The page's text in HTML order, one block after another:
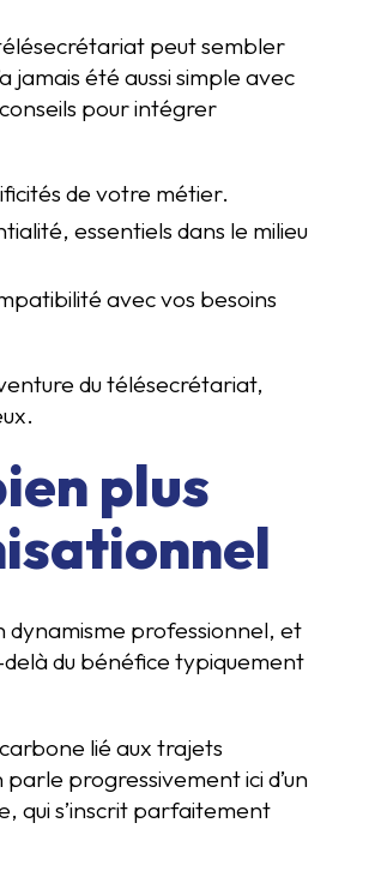
peut sembler
jamais été aussi simple avec
pour intégrer
de votre métier.
essentiels dans le milieu
avec vos besoins
du télésecrétariat,
plus
dynamisme professionnel, et
du bénéfice typiquement
lié aux trajets
progressivement ici d’un
qui s’inscrit parfaitement